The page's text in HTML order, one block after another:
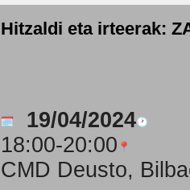
Hitzaldi eta irteerak:
19/04/2024
18:00-20:00
CMD Deusto,